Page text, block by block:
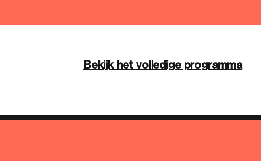
Bekijk het volledige programma